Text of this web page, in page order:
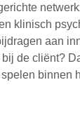
klinisch
aan
de cliënt?
binnen